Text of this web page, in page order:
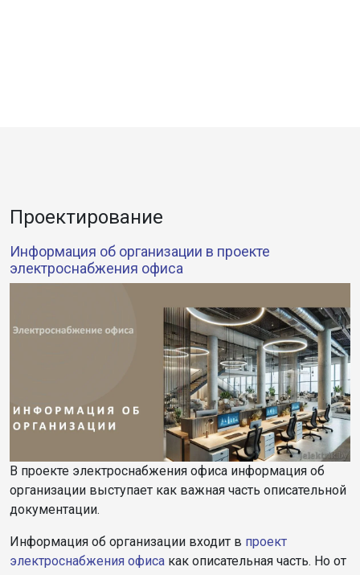
Проектирование
Информация об организации в проекте
электроснабжения офиса
В проекте электроснабжения офиса информация об
организации выступает как важная часть описательной
документации.
Информация об организации входит в проект
электроснабжения офиса как описательная часть. Но от